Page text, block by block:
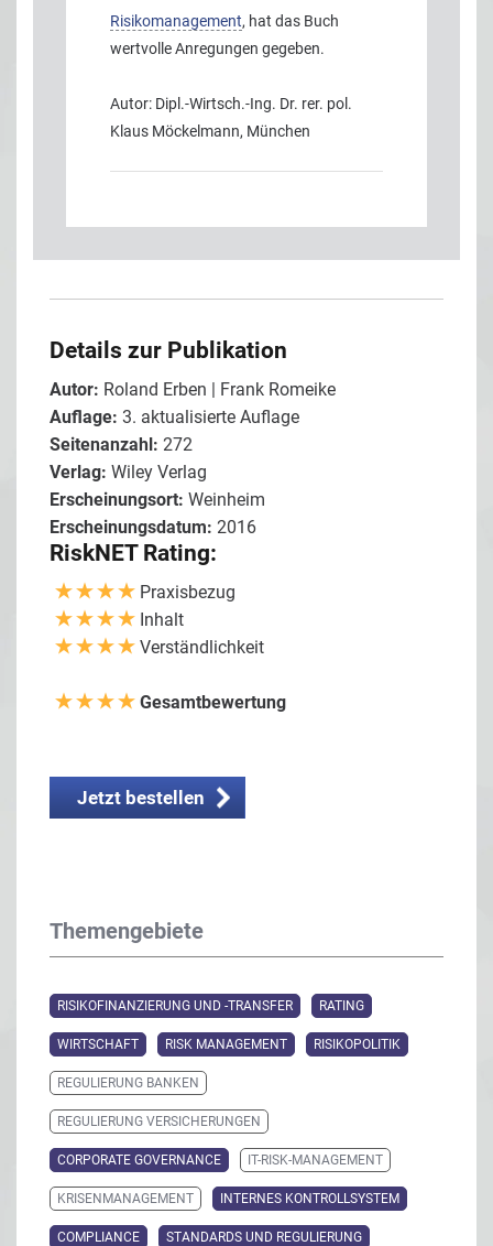
Risikomanagement, hat das Buch
wertvolle Anregungen gegeben.
Autor: Dipl.-Wirtsch.-Ing. Dr. rer. pol.
Klaus Möckelmann, München
Details zur Publikation
Autor: Roland Erben | Frank Romeike
Auflage: 3. aktualisierte Auflage
Seitenanzahl: 272
Verlag: Wiley Verlag
Erscheinungsort: Weinheim
Erscheinungsdatum: 2016
RiskNET Rating:
Praxisbezug
Inhalt
Verständlichkeit
Gesamtbewertung
Jetzt bestellen
Themengebiete
RISIKOFINANZIERUNG UND -TRANSFER RATING
WIRTSCHAFT RISK MANAGEMENT RISIKOPOLITIK
REGULIERUNG BANKEN
REGULIERUNG VERSICHERUNGEN
CORPORATE GOVERNANCE IT-RISK-MANAGEMENT
KRISENMANAGEMENT INTERNES KONTROLLSYSTEM
COMPLIANCE STANDARDS UND REGULIERUNG